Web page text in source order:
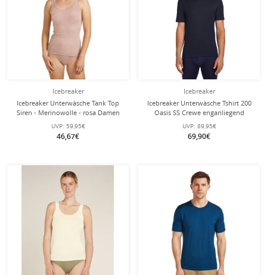
Icebreaker
Icebreaker Unterwäsche Tank Top
Siren - Merinowolle - rosa Damen
UVP: 59,95€
46,67€
Icebreaker
Icebreaker Unterwäsche Tshirt 200
Oasis SS Crewe enganliegend
(Merinowolle) navyblau Herren
UVP: 89,95€
69,90€